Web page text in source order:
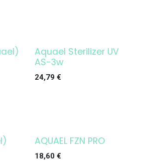
¡OFERTA!
Aquael Sterilizer UV
AS-3w
24,79 €
¡OFERTA!
AQUAEL FZN PRO
18,60€